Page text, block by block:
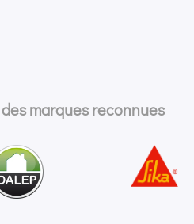
marques reconnues